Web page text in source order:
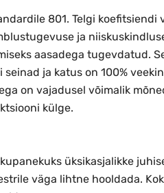
801. Telgi
ja
aasadega tugevdatud.
ja katus on 100%
on vajadusel võimalik
külge.
üksikasjalikke
väga lihtne hooldada.